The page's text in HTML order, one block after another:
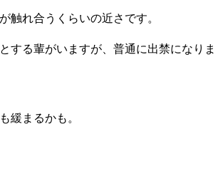
触れ合うくらいの近さです。
する輩がいますが、普通に出禁になりま
緩まるかも。